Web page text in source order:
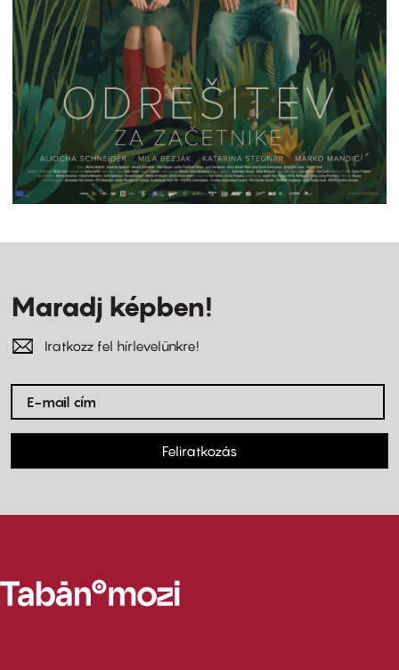
Maradj képben!
Iratkozz fel hírlevelünkre!
Feliratkozás